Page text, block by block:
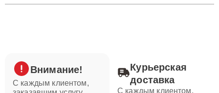
Внимание!
С каждым клиентом,
Курьерская
доставка
С каждым клиентом,